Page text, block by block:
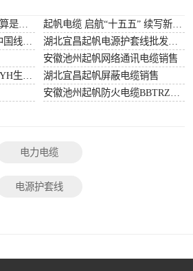
安徽池州起帆网络通讯电缆销售
湖北宜昌起帆屏蔽电缆销售
电力电缆
电源护套线